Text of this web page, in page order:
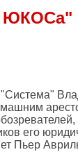
его
Пьер